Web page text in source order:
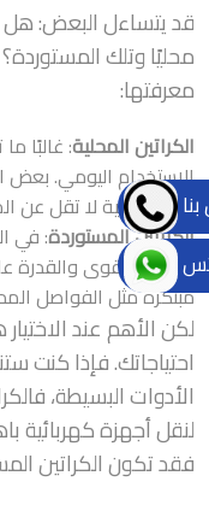
قد يتساءل البعض: هل
محليًا وتلك
معرفتها:
الكراتين المحلية: غالبًا
الاستخدام اليومي. بعض
بجودة عالية لا تقل عن
الكراتين المستوردة: في
الورق المقوى والقدرة
مبتكرة مثل الفواصل
لكن الأهم عند
احتياجاتك. فإذا كنت
الأدوات البسيطة،
لنقل أجهزة كهربائية
فقد تكون الكراتين